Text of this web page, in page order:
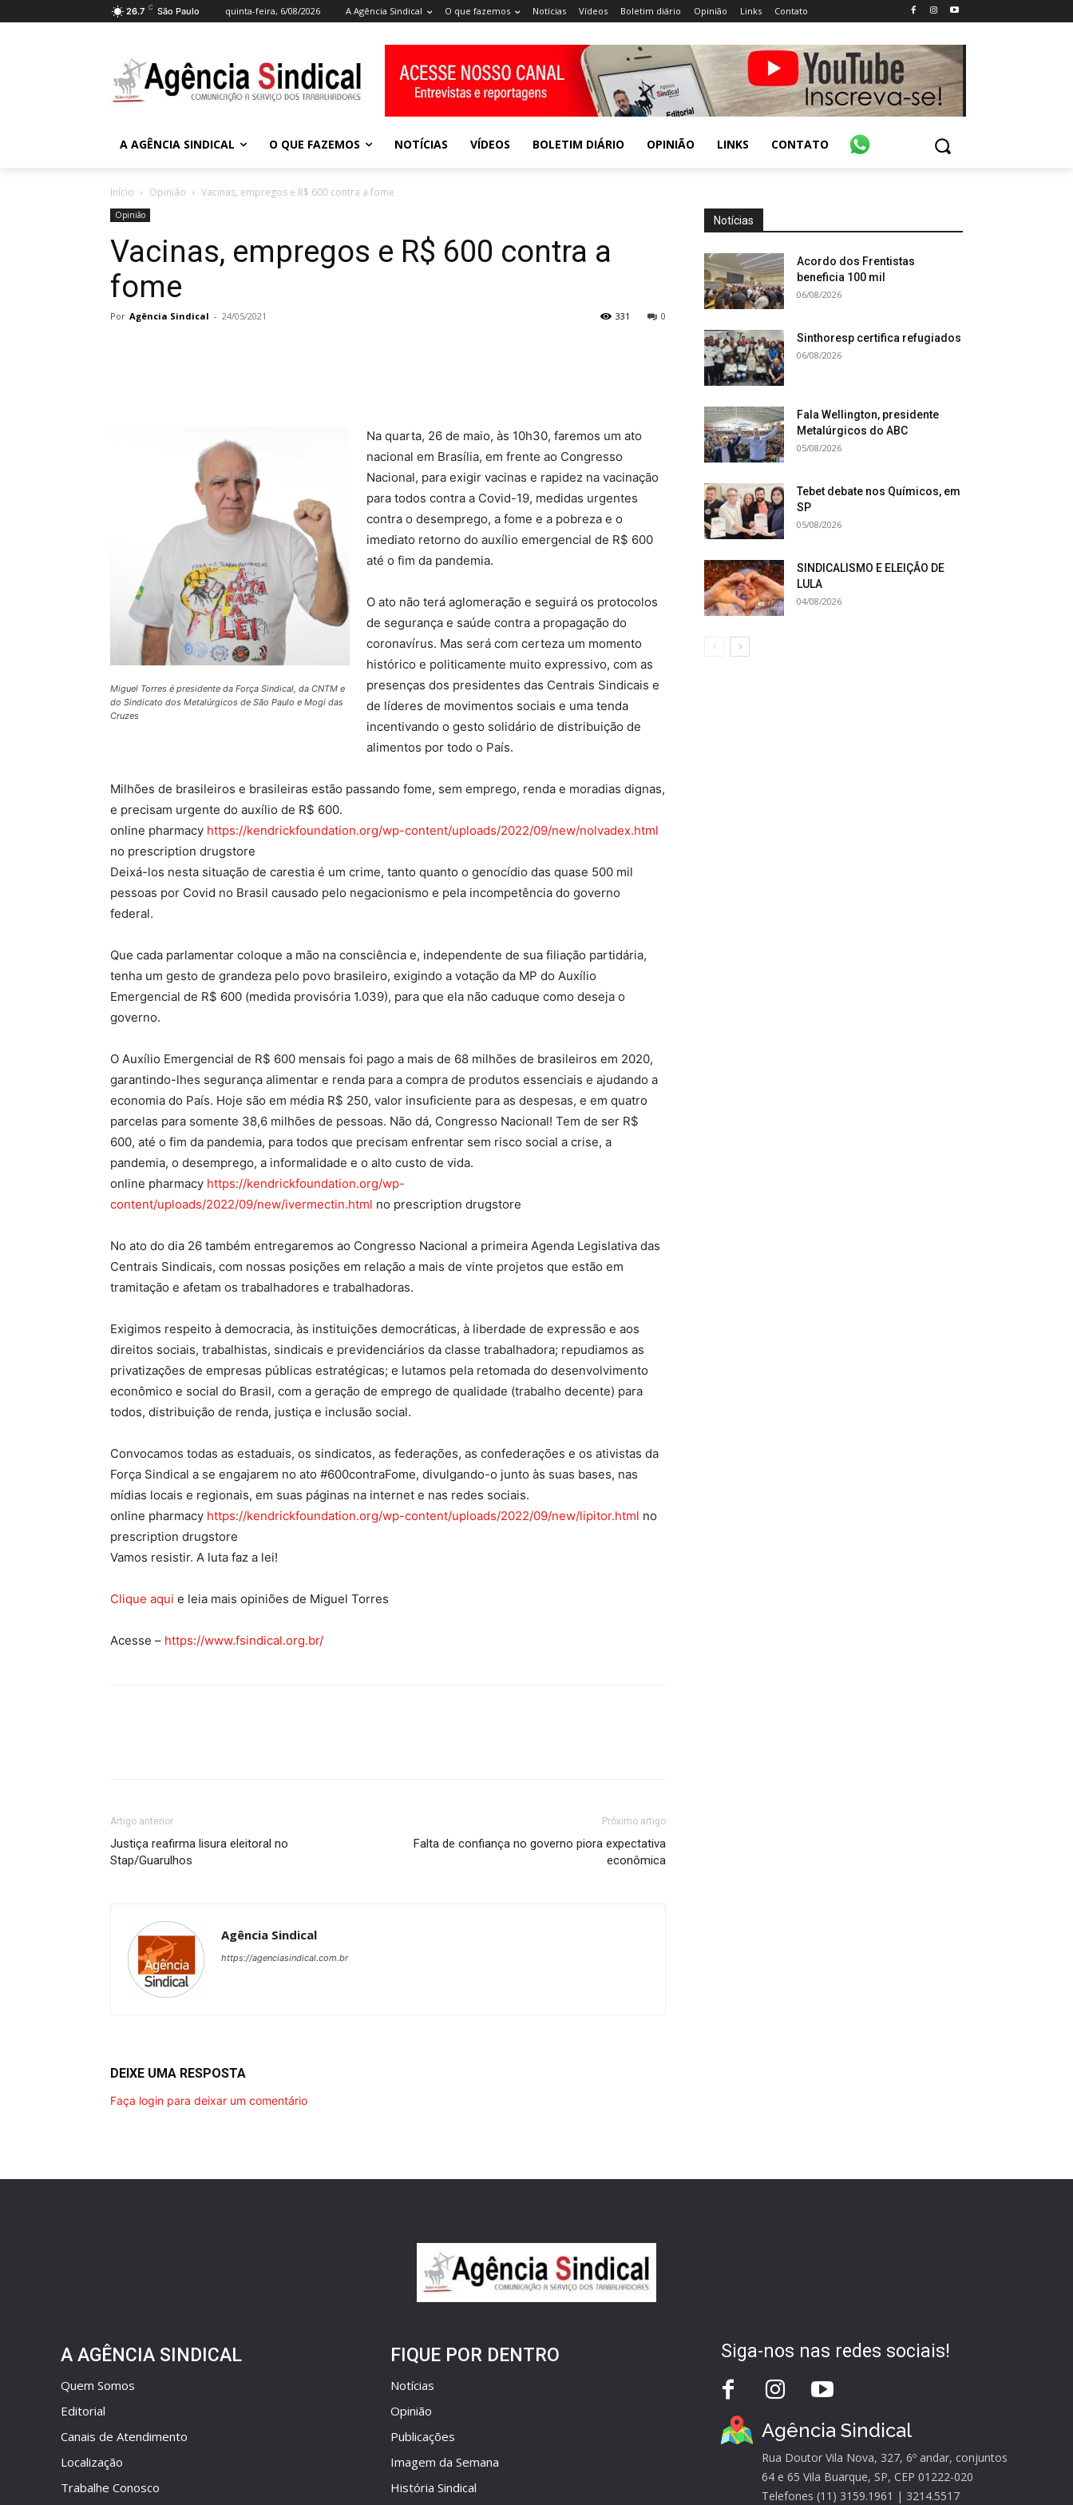
26.7 C São Paulo quinta-feira, 6/08/2026 A Agência Sindical O que fazemos Notícias Vídeos Boletim diário Opinião Links Contato
A AGÊNCIA SINDICAL O QUE FAZEMOS NOTÍCIAS VÍDEOS BOLETIM DIÁRIO OPINIÃO LINKS CONTATO
Início Opinião Vacinas, empregos e R$ 600 contra a fome
Opinião
Vacinas, empregos e R$ 600 contra a
fome
Por Agência Sindical - 24/05/2021 0
331
Miguel Torres é presidente da Força Sindical, da CNTM e
do Sindicato dos Metalúrgicos de São Paulo e Mogi das
Cruzes
Na quarta, 26 de maio, às 10h30, faremos um ato
nacional em Brasília, em frente ao Congresso
Nacional, para exigir vacinas e rapidez na vacinação
para todos contra a Covid-19, medidas urgentes
contra o desemprego, a fome e a pobreza e o
imediato retorno do auxílio emergencial de R$ 600
até o fim da pandemia.
O ato não terá aglomeração e seguirá os protocolos
de segurança e saúde contra a propagação do
coronavírus. Mas será com certeza um momento
histórico e politicamente muito expressivo, com as
presenças dos presidentes das Centrais Sindicais e
de líderes de movimentos sociais e uma tenda
incentivando o gesto solidário de distribuição de
alimentos por todo o País.
Milhões de brasileiros e brasileiras estão passando fome, sem emprego, renda e moradias dignas,
e precisam urgente do auxílio de R$ 600.
online pharmacy https://kendrickfoundation.org/wp-content/uploads/2022/09/new/nolvadex.html
no prescription drugstore
Deixá-los nesta situação de carestia é um crime, tanto quanto o genocídio das quase 500 mil
pessoas por Covid no Brasil causado pelo negacionismo e pela incompetência do governo
federal.
Que cada parlamentar coloque a mão na consciência e, independente de sua filiação partidária,
tenha um gesto de grandeza pelo povo brasileiro, exigindo a votação da MP do Auxílio
Emergencial de R$ 600 (medida provisória 1.039), para que ela não caduque como deseja o
governo.
O Auxílio Emergencial de R$ 600 mensais foi pago a mais de 68 milhões de brasileiros em 2020,
garantindo-lhes segurança alimentar e renda para a compra de produtos essenciais e ajudando a
economia do País. Hoje são em média R$ 250, valor insuficiente para as despesas, e em quatro
parcelas para somente 38,6 milhões de pessoas. Não dá, Congresso Nacional! Tem de ser R$
600, até o fim da pandemia, para todos que precisam enfrentar sem risco social a crise, a
pandemia, o desemprego, a informalidade e o alto custo de vida.
online pharmacy https://kendrickfoundation.org/wp-
content/uploads/2022/09/new/ivermectin.html no prescription drugstore
No ato do dia 26 também entregaremos ao Congresso Nacional a primeira Agenda Legislativa das
Centrais Sindicais, com nossas posições em relação a mais de vinte projetos que estão em
tramitação e afetam os trabalhadores e trabalhadoras.
Exigimos respeito à democracia, às instituições democráticas, à liberdade de expressão e aos
direitos sociais, trabalhistas, sindicais e previdenciários da classe trabalhadora; repudiamos as
privatizações de empresas públicas estratégicas; e lutamos pela retomada do desenvolvimento
econômico e social do Brasil, com a geração de emprego de qualidade (trabalho decente) para
todos, distribuição de renda, justiça e inclusão social.
Convocamos todas as estaduais, os sindicatos, as federações, as confederações e os ativistas da
Força Sindical a se engajarem no ato #600contraFome, divulgando-o junto às suas bases, nas
mídias locais e regionais, em suas páginas na internet e nas redes sociais.
online pharmacy https://kendrickfoundation.org/wp-content/uploads/2022/09/new/lipitor.html no
prescription drugstore
Vamos resistir. A luta faz a lei!
Clique aqui e leia mais opiniões de Miguel Torres
Acesse – https://www.fsindical.org.br/
Artigo anterior
Justiça reafirma lisura eleitoral no
Stap/Guarulhos
Próximo artigo
Falta de confiança no governo piora expectativa
econômica
Agência Sindical
https://agenciasindical.com.br
DEIXE UMA RESPOSTA
Faça login para deixar um comentário
Notícias
Acordo dos Frentistas
beneficia 100 mil
06/08/2026
Sinthoresp certifica refugiados
06/08/2026
Fala Wellington, presidente
Metalúrgicos do ABC
05/08/2026
Tebet debate nos Químicos, em
SP
05/08/2026
SINDICALISMO E ELEIÇÃO DE
LULA
04/08/2026
A AGÊNCIA SINDICAL
Quem Somos
Editorial
Canais de Atendimento
Localização
Trabalhe Conosco
FIQUE POR DENTRO
Notícias
Opinião
Publicações
Imagem da Semana
História Sindical
Siga-nos nas redes sociais!
Agência Sindical
Rua Doutor Vila Nova, 327, 6º andar, conjuntos
64 e 65 Vila Buarque, SP, CEP 01222-020
Telefones (11) 3159.1961 | 3214.5517